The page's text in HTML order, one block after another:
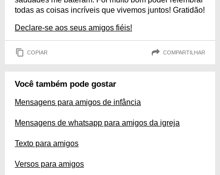
todas as coisas incríveis que vivemos juntos! Gratidão!
Declare-se aos seus amigos fiéis!
COPIAR COMPARTILHAR
Você também pode gostar
Mensagens para amigos de infância
Mensagens de whatsapp para amigos da igreja
Texto para amigos
Versos para amigos